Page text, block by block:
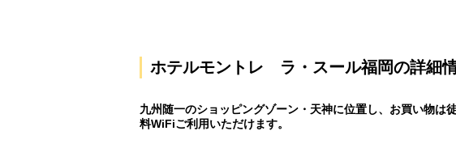
ホテルモントレ ラ・スール福岡の詳細
九州随一のショッピングゾーン・天神に位置し、お買い物
料WiFiご利用いただけます。